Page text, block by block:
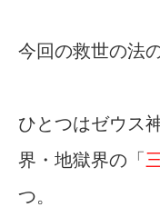
今回の救世の法
ひとつはゼウス
界・地獄界の「
つ。